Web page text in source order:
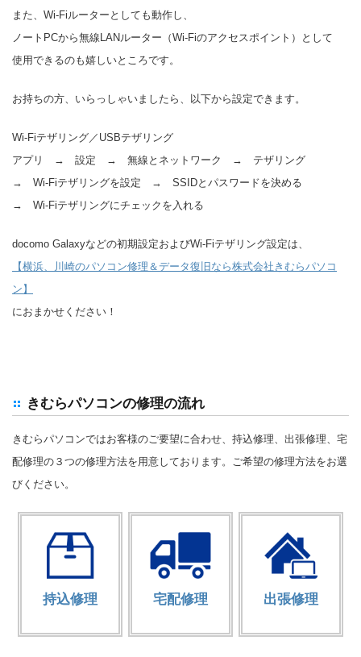
また、Wi-Fiルーターとしても動作し、
ノートPCから無線LANルーター（Wi-Fiのアクセスポイント）として
使用できるのも嬉しいところです。
お持ちの方、いらっしゃいましたら、以下から設定できます。
Wi-Fiテザリング／USBテザリング
アプリ → 設定 → 無線とネットワーク → テザリング
→ Wi-Fiテザリングを設定 → SSIDとパスワードを決める
→ Wi-Fiテザリングにチェックを入れる
docomo Galaxyなどの初期設定およびWi-Fiテザリング設定は、
【横浜、川崎のパソコン修理＆データ復旧なら株式会社きむらパソコ
ン】
におまかせください！
きむらパソコンの修理の流れ
きむらパソコンではお客様のご要望に合わせ、持込修理、出張修理、宅
配修理の３つの修理方法を用意しております。ご希望の修理方法をお選
びください。
持込修理 宅配修理 出張修理